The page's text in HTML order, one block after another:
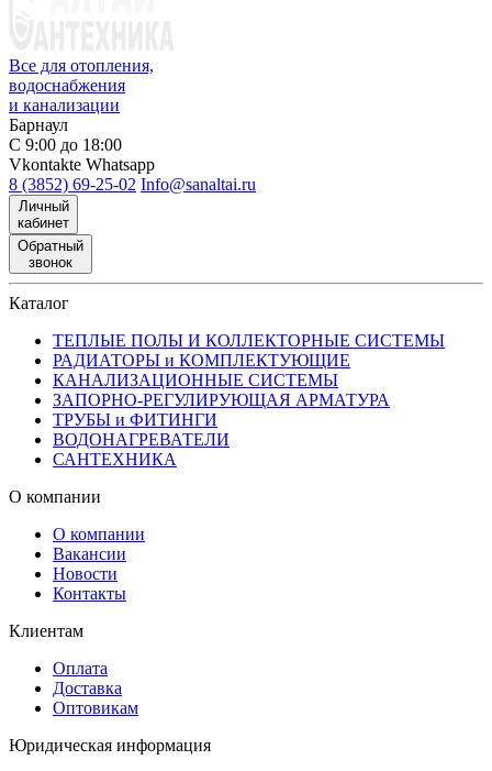
Все для отопления,
водоснабжения
и канализации
Барнаул
С 9:00 до 18:00
Vkontakte Whatsapp
8 (3852) 69-25-02 Info@sanaltai.ru
Личный
кабинет
Обратный
звонок
Каталог
ТЕПЛЫЕ ПОЛЫ И КОЛЛЕКТОРНЫЕ СИСТЕМЫ
РАДИАТОРЫ и КОМПЛЕКТУЮЩИЕ
КАНАЛИЗАЦИОННЫЕ СИСТЕМЫ
ЗАПОРНО-РЕГУЛИРУЮЩАЯ АРМАТУРА
ТРУБЫ и ФИТИНГИ
ВОДОНАГРЕВАТЕЛИ
САНТЕХНИКА
О компании
О компании
Вакансии
Новости
Контакты
Клиентам
Оплата
Доставка
Оптовикам
Юридическая информация